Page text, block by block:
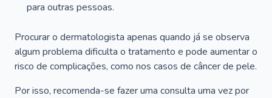
para outras pessoas.
Procurar o dermatologista apenas quando já se observa
algum problema dificulta o tratamento e pode aumentar o
risco de complicações, como nos casos de câncer de pele.
Por isso, recomenda-se fazer uma consulta uma vez por